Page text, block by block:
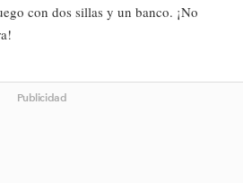
con dos sillas y un banco. ¡No
Publicidad